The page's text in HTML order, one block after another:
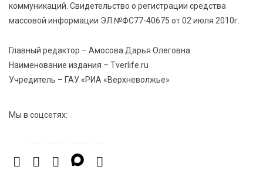
инспекторы ГИБДД напомнили школьникам
правила безопасности в автобусах
коммуникаций. Свидетельство о регистрации средства
массовой информации ЭЛ №ФС77-40675 от 02 июля 2010г.
Главный редактор – Амосова Дарья Олеговна
Наименование издания – Tverlife.ru
Учредитель – ГАУ «РИА «Верхневолжье»
Мы в соцсетях: